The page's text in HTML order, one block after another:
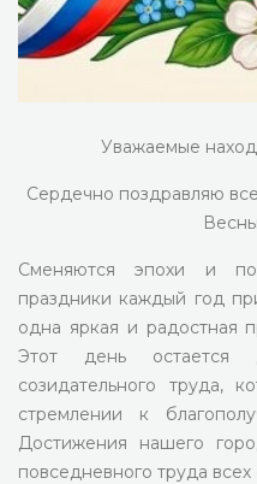
Уважаемые
Сердечно поздравляю
Сменяются эпохи и
праздники каждый год
одна яркая и радостная
Этот день остается
созидательного труда,
стремлении к
Достижения нашего
повседневного труда всех